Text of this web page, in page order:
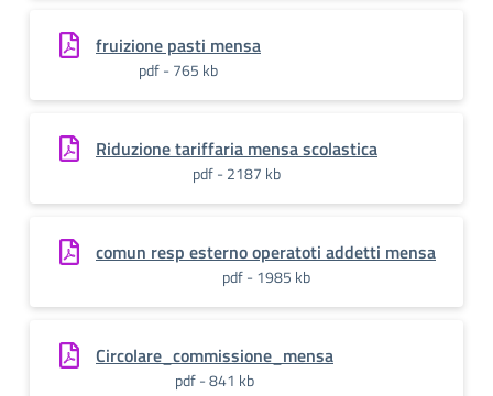
fruizione pasti mensa
pdf - 765 kb
Riduzione tariffaria mensa scolastica
pdf - 2187 kb
comun resp esterno operatoti addetti mensa
pdf - 1985 kb
Circolare_commissione_mensa
pdf - 841 kb